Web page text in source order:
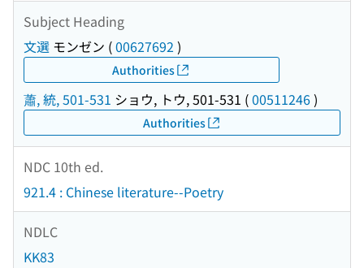
Subject Heading
文選 モンゼン (00627692 )
Authorities
蕭, 統, 501-531 ショウ, トウ, 501-531 (00511246)
Authorities
NDC 10th ed.
921.4 : Chinese literature--Poetry
NDLC
KK83